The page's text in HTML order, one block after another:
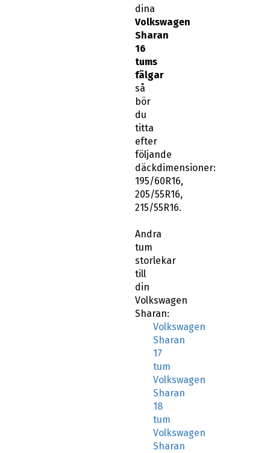
dina
Volkswagen
Sharan
16
tums
fälgar
så
bör
du
titta
efter
följande
däckdimensioner:
195/60R16,
205/55R16,
215/55R16.
Andra
tum
storlekar
till
din
Volkswagen
Sharan:
Volkswagen
Sharan
17
tum
Volkswagen
Sharan
18
tum
Volkswagen
Sharan